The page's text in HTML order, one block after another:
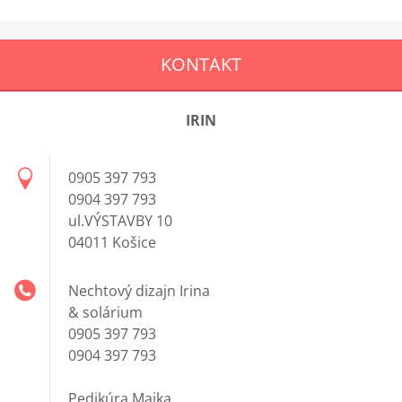
KONTAKT
IRIN
0905 397 793
0904 397 793
ul.VÝSTAVBY 10
04011 Košice
Nechtový dizajn Irina
& solárium
0905 397 793
0904 397 793